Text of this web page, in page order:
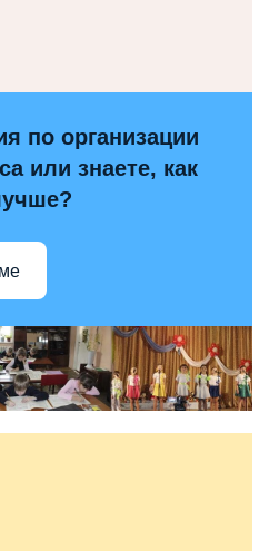
по организации
или знаете, как